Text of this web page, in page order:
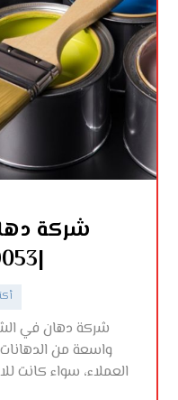
شركة
|0558509053|
شركة دهان في
واسعة من
العملاء، سواء كانت